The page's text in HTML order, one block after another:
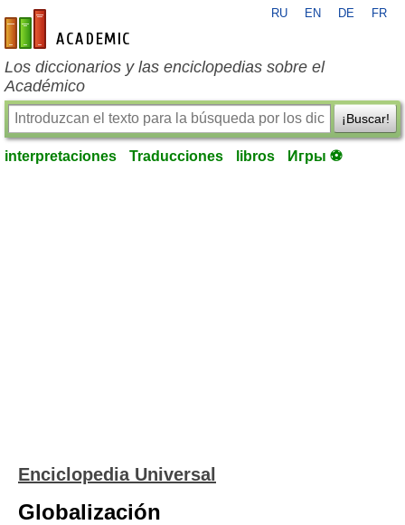
es-academic.com
RU EN DE FR
Los diccionarios y las enciclopedias sobre el
Académico
¡Buscar!
interpretaciones Traducciones libros Игры ⚽
Enciclopedia Universal
Globalización